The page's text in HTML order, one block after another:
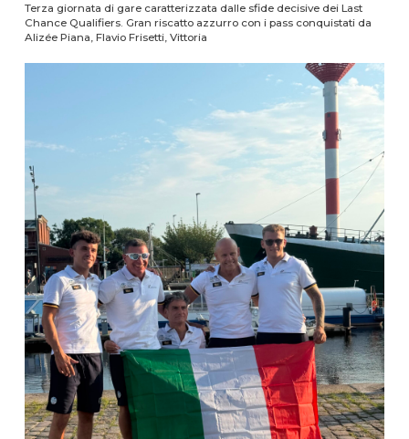
Terza giornata di gare caratterizzata dalle sfide decisive dei Last
Chance Qualifiers. Gran riscatto azzurro con i pass conquistati da
Alizée Piana, Flavio Frisetti, Vittoria